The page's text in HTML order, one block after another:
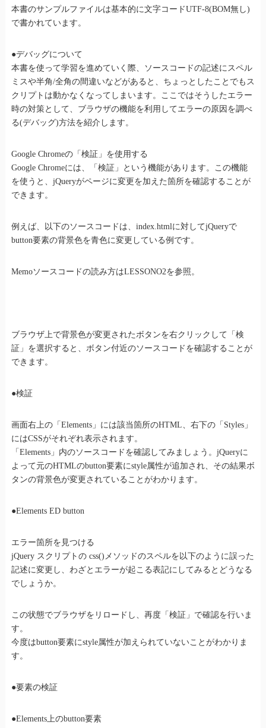
本書のサンプルファイルは基本的に文字コードUTF-8(BOM無し)
で書かれています。
●デバッグについて
本書を使って学習を進めていく際、ソースコードの記述にスペル
ミスや半角/全角の間違いなどがあると、ちょっとしたことでもス
クリプトは動かなくなってしまいます。ここではそうしたエラー
時の対策として、ブラウザの機能を利用してエラーの原因を調べ
る(デバッグ)方法を紹介します。
Google Chromeの「検証」を使用する
Google Chromeには、「検証」という機能があります。この機能
を使うと、jQueryがページに変更を加えた箇所を確認することが
できます。
例えば、以下のソースコードは、index.htmlに対してjQueryで
button要素の背景色を青色に変更している例です。
Memoソースコードの読み方はLESSONO2を参照。
ブラウザ上で背景色が変更されたボタンを右クリックして「検
証」を選択すると、ボタン付近のソースコードを確認することが
できます。
●検証
画面右上の「Elements」には該当箇所のHTML、右下の「Styles」
にはCSSがそれぞれ表示されます。
「Elements」内のソースコードを確認してみましょう。jQueryに
よって元のHTMLのbutton要素にstyle属性が追加され、その結果ボ
タンの背景色が変更されていることがわかります。
●Elements ED button
エラー箇所を見つける
jQuery スクリプトの css()メソッドのスペルを以下のように誤った
記述に変更し、わざとエラーが起こる表記にしてみるとどうなる
でしょうか。
この状態でブラウザをリロードし、再度「検証」で確認を行いま
す。
今度はbutton要素にstyle属性が加えられていないことがわかりま
す。
●要素の検証
●Elements上のbutton要素